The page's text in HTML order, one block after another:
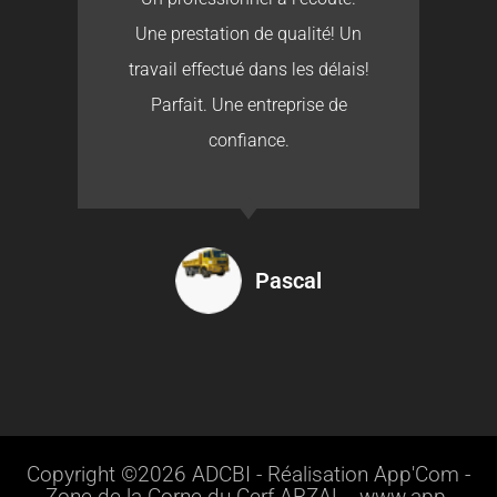
Une prestation de qualité! Un
travail effectué dans les délais!
Parfait. Une entreprise de
confiance.
Pascal
Copyright ©2026 ADCBI - Réalisation App'Com -